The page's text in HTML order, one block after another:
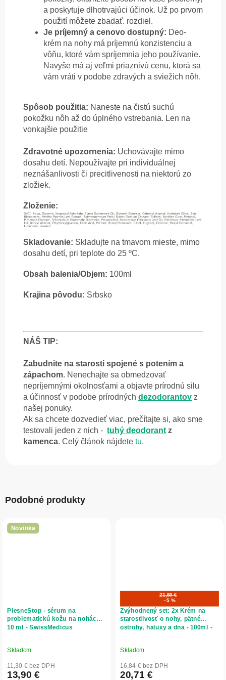
a poskytuje dlhotrvajúci účinok. Už po prvom
použití môžete zbadať. rozdiel.
Je príjemný a cenovo dostupný: Deo-
krém na nohy má príjemnú konzistenciu a
vôňu, ktoré vám spríjemnia jeho používanie.
Navyše má aj veľmi priaznivú cenu, ktorá sa
vám vráti v podobe zdravých a sviežich nôh.
Spôsob použitia: Naneste na čistú suchú
pokožku nôh až do úplného vstrebania. Len na
vonkajšie použitie
Zdravotné upozornenia: Uchovávajte mimo
dosahu detí. Nepoužívajte pri individuálnej
neznášanlivosti či precitlivenosti na niektorú zo
zložiek.
Zloženie:
Skladovanie: Skladujte na tmavom mieste, mimo
dosahu detí, pri teplote do 25 ºC.
Obsah balenia/Objem: 100ml
Krajina pôvodu: Srbsko
NÁŠ TIP:
Zabudnite na starosti spojené s potením a
zápachom. Nenechajte sa obmedzovať
nepríjemnými okolnosťami a objavte prírodnú silu
a účinnosť v podobe prírodných dezodorantov z
našej ponuky.
Ak sa chcete dozvedieť viac, prečítajte si, ako sme
testovali jeden z nich - tuhý deodorant z
kamenca. Celý článok nájdete tu.
Podobné produkty
Novinka
PlesneStop - sérum na
problematickú kožu na nohách -
10 ml - SwissMedicus
Skladom
11,30 € bez DPH
13,90 €
21,80 €
–5 %
Zvýhodnený set: 2x Krém na
starostlivosť o nohy, pätné
ostrohy, haluxy a dna - 100ml -
Skladom
16,84 € bez DPH
20,71 €